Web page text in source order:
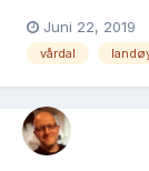
for sidevisning:
Permanent
Juni 22, 2019
vårdal